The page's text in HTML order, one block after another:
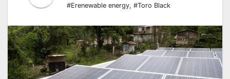
#Erenewable energy, #Toro Black